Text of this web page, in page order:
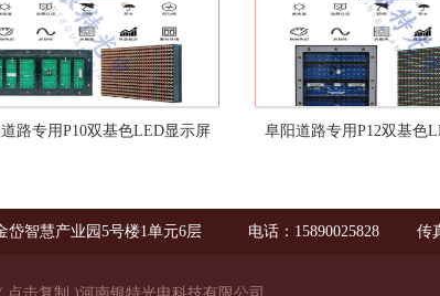
路专用P10双基色LED显示屏 阜阳道路专用P12双基色
岱智慧产业园5号楼1单元6层 电话：15890025828 传